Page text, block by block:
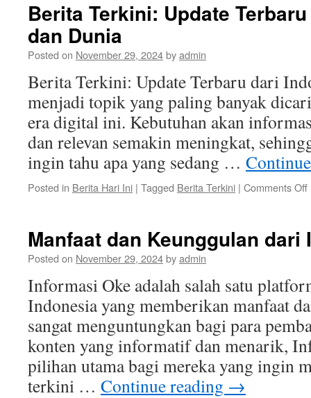
Berita Terkini: Update
dan Dunia
Posted on November 29, 2024byadmin
Berita Terkini: Update Terbaru dari
menjadi topik yang paling banyak
era digital ini. Kebutuhan akan
dan relevan semakin meningkat,
ingin tahu apa yang sedang …
Posted in Berita Hari Ini | Tagged Berita Terkini | Comments Off
Manfaat dan Keunggulan dari
Posted on November 29, 2024byadmin
Informasi Oke adalah salah satu
Indonesia yang memberikan manfaat
sangat menguntungkan bagi para
konten yang informatif dan menarik,
pilihan utama bagi mereka yang ingin
terkini … Continue reading →